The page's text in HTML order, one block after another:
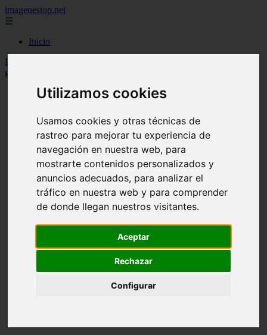
Utilizamos cookies
Usamos cookies y otras técnicas de
rastreo para mejorar tu experiencia de
navegación en nuestra web, para
mostrarte contenidos personalizados y
anuncios adecuados, para analizar el
tráfico en nuestra web y para comprender
de donde llegan nuestros visitantes.
Aceptar
Rechazar
Configurar
imagenestop.net
☰
Inicio
Inicio
gesto aparentemente simple: